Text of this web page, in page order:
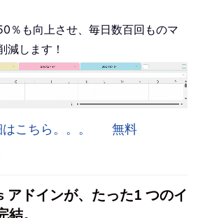
％も向上させ、毎日数百回ものマ
減します！
こちら。。。
無料
ドインが、たった1 つのイ